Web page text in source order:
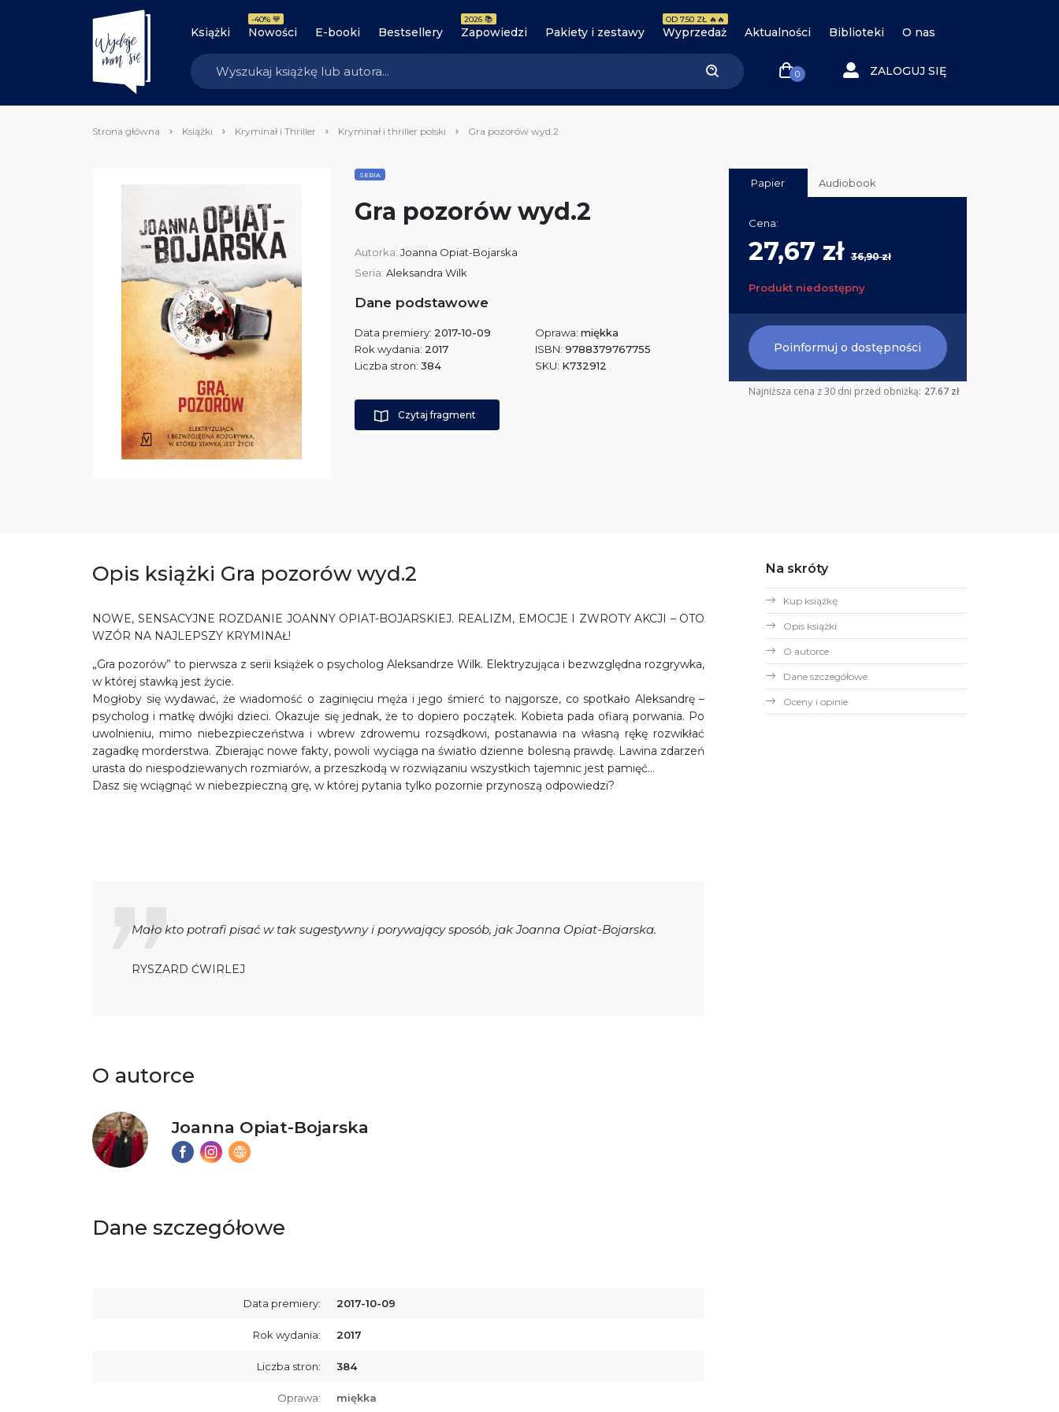
Książki Nowości
-40% 💙
E-booki Bestsellery Zapowiedzi
2026 📚
Pakiety i zestawy Wyprzedaż
OD 7.50 ZŁ 🔥🔥
Aktualności Biblioteki O nas
0 ZALOGUJ SIĘ
Strona główna Książki Kryminał i Thriller Kryminał i thriller polski Gra pozorów wyd.2
SERIA
Gra pozorów wyd.2
Autorka: Joanna Opiat-Bojarska
Seria: Aleksandra Wilk
Dane podstawowe
Data premiery: 2017-10-09
Rok wydania: 2017
Liczba stron: 384
Oprawa: miękka
ISBN: 9788379767755
SKU: K732912
Czytaj fragment
Papier Audiobook
Cena:
27,67 zł36,90 zł
Produkt niedostępny
Poinformuj o dostępności
Najniższa cena z 30 dni przed obniżką: 27.67 zł
Opis książki Gra pozorów wyd.2
NOWE, SENSACYJNE ROZDANIE JOANNY OPIAT-BOJARSKIEJ. REALIZM, EMOCJE I ZWROTY AKCJI – OTO
WZÓR NA NAJLEPSZY KRYMINAŁ!
„Gra pozorów” to pierwsza z serii książek o psycholog Aleksandrze Wilk. Elektryzująca i bezwzględna rozgrywka,
w której stawką jest życie.
Mogłoby się wydawać, że wiadomość o zaginięciu męża i jego śmierć to najgorsze, co spotkało Aleksandrę –
psycholog i matkę dwójki dzieci. Okazuje się jednak, że to dopiero początek. Kobieta pada ofiarą porwania. Po
uwolnieniu, mimo niebezpieczeństwa i wbrew zdrowemu rozsądkowi, postanawia na własną rękę rozwikłać
zagadkę morderstwa. Zbierając nowe fakty, powoli wyciąga na światło dzienne bolesną prawdę. Lawina zdarzeń
urasta do niespodziewanych rozmiarów, a przeszkodą w rozwiązaniu wszystkich tajemnic jest pamięć…
Dasz się wciągnąć w niebezpieczną grę, w której pytania tylko pozornie przynoszą odpowiedzi?
Mało kto potrafi pisać w tak sugestywny i porywający sposób, jak Joanna Opiat-Bojarska.
RYSZARD ĆWIRLEJ
O autorce
Joanna Opiat-Bojarska
Dane szczegółowe
Data premiery: 2017-10-09
Rok wydania: 2017
Liczba stron: 384
Oprawa: miękka
Na skróty
Kup książkę
Opis książki
O autorce
Dane szczegółowe
Oceny i opinie